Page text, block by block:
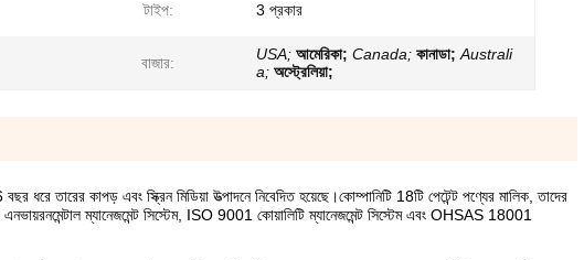
টাইপ: 3 প্রকার
বাজার: USA; আমেরিকা; Canada; কানাডা; Australi
a; অস্ট্রেলিয়া;
ধরে তারের কাপড় এবং স্ক্রিন মিডিয়া উত্পাদনে নিবেদিত হয়েছে।কোম্পানিটি 18টি পেটেন্ট পণ্যের মালিক, তাদের
ম্যানেজমেন্ট সিস্টেম, ISO 9001 কোয়ালিটি ম্যানেজমেন্ট সিস্টেম এবং OHSAS 18001